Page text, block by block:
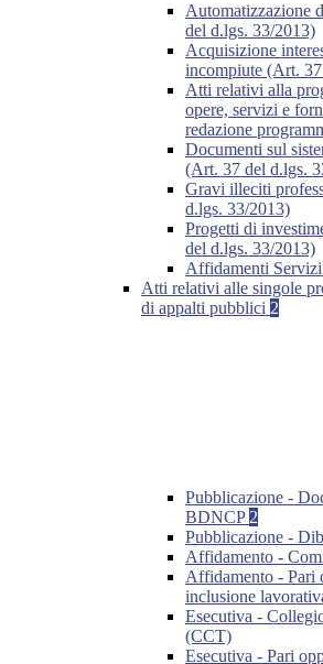
Automatizzazione
del d.lgs. 33/2013)
Acquisizione
incompiute (Art.
Atti relativi alla
opere, servizi e
redazione
Documenti sul
(Art. 37 del d.lgs.
Gravi illeciti
d.lgs. 33/2013)
Progetti di
del d.lgs. 33/2013)
Affidamenti
Atti relativi alle singole
di appalti pubblici 2
Pubblicazione -
BDNCP 2
Pubblicazione -
Affidamento -
Affidamento - Pari
inclusione
Esecutiva -
(CCT)
Esecutiva - Pari